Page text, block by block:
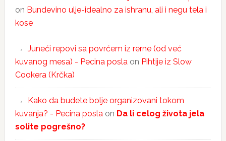
on Bundevino ulje-idealno za ishranu, ali i negu tela i
kose
Juneći repovi sa povrćem iz rerne (od već
kuvanog mesa) - Pecina poslaon Pihtije iz Slow
Cookera (Krčka)
Kako da budete bolje organizovani tokom
kuvanja? - Pecina poslaon Da li celog života jela
solite pogrešno?